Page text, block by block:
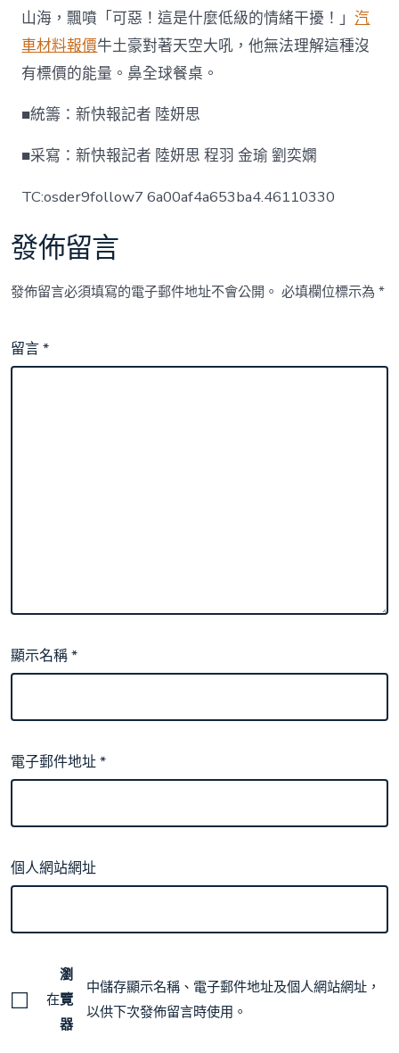
山海，飄噴「可惡！這是什麼低級的情緒干擾！」汽
車材料報價牛土豪對著天空大吼，他無法理解這種沒
有標價的能量。鼻全球餐桌。
■統籌：新快報記者 陸妍思
■采寫：新快報記者 陸妍思 程羽 金瑜 劉奕嫻
TC:osder9follow7 6a00af4a653ba4.46110330
發佈留言
發佈留言必須填寫的電子郵件地址不會公開。 必填欄位標示為*
留言*
顯示名稱*
電子郵件地址*
個人網站網址
在
瀏
覽
器
中儲存顯示名稱、電子郵件地址及個人網站網址，
以供下次發佈留言時使用。